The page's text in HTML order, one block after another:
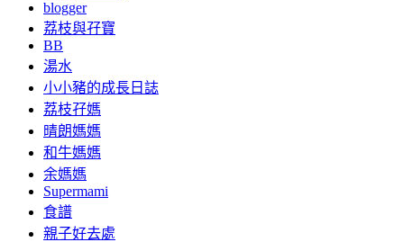
blogger
荔枝與孖寶
BB
湯水
小小豬的成長日誌
荔枝孖媽
晴朗媽媽
和牛媽媽
余媽媽
Supermami
食譜
親子好去處